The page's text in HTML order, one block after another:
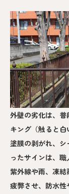
外壁の劣化は、
キング（触ると白
塗膜の剥がれ、
ったサインは、職
紫外線や雨、凍
疲弊させ、防水